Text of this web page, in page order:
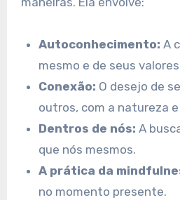
Autoconhecimento: A
mesmo e de seus
Conexão: O desejo de
outros, com a natureza
Dentros de nós: A
que nós mesmos.
A prática da
no momento presente.